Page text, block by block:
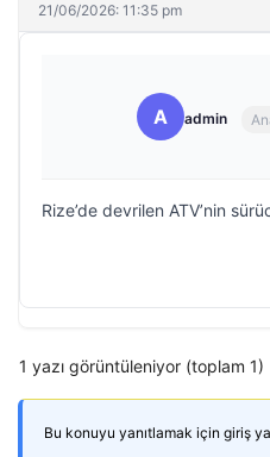
21/06/2026: 11:35 pm
A admin
Rize’de devrilen ATV’nin
1 yazı görüntüleniyor (toplam 1)
Bu konuyu yanıtlamak için giriş